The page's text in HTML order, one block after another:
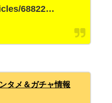
68822…
タメ＆ガチャ情報